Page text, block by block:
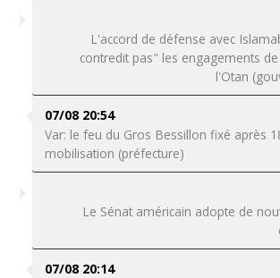
L'accord de défense avec
contredit pas" les engagements
l'Otan
07/08 20:54
Var: le feu du Gros Bessillon fixé après
mobilisation (préfecture)
Le Sénat américain adopte de
07/08 20:14